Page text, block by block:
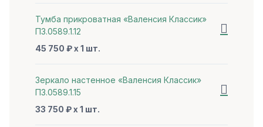
Тумба прикроватная «Валенсия Классик»
П3.0589.1.12
45 750 ₽ x 1 шт.
Зеркало настенное «Валенсия Классик»
П3.0589.1.15
33 750 ₽ x 1 шт.